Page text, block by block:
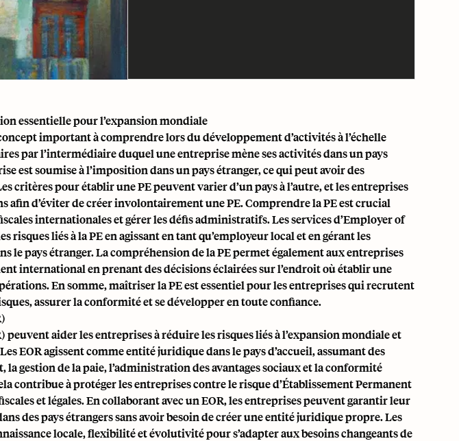
essentielle pour l’expansion mondiale
important à comprendre lors du développement d’activités à l’échelle
par l’intermédiaire duquel une entreprise mène ses activités dans un pays
est soumise àl’imposition dans un pays étranger, ce qui peut avoir des
critères pour établir une PE peuvent varier d’un pays à l’autre, et les entreprises
afin d’éviter de créer involontairement une PE. Comprendre la PE est crucial
internationaleset gérer les défis administratifs. Les services d’Employer of
risques liés à la PE en agissant en tant qu’employeur local et en gérant les
le pays étranger. La compréhension de la PE permet également aux entreprises
international en prenant des décisions éclairées sur l’endroit où établir une
En somme, maîtriser la PE est essentiel pour les entreprises qui recrutent
assurer la conformité et se développer en toute confiance.
peuvent aider les entreprises à réduire les risques liés à l’expansion mondiale et
EOR agissent comme entité juridique dans le pays d’accueil, assumant des
lagestion de la paie, l’administration des avantages sociaux et la conformité
contribue à protéger les entreprises contre le risque d’Établissement Permanent
et légales. En collaborant avec un EOR, les entreprises peuvent garantir leur
des pays étrangers sans avoir besoin de créer une entité juridique propre. Les
locale, flexibilité et évolutivité pour s’adapter aux besoins changeants de